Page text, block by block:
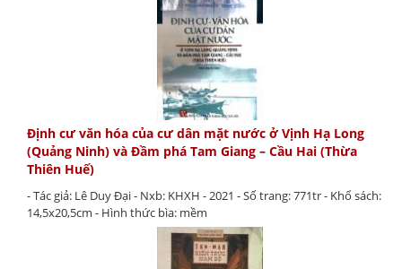
Định cư văn hóa của cư dân mặt nước ở Vịnh Hạ Long
(Quảng Ninh) và Đầm phá Tam Giang – Cầu Hai (Thừa
Thiên Huế)
- Tác giả: Lê Duy Đại - Nxb: KHXH - 2021 - Số trang: 771tr - Khổ sách:
14,5x20,5cm - Hình thức bìa: mềm